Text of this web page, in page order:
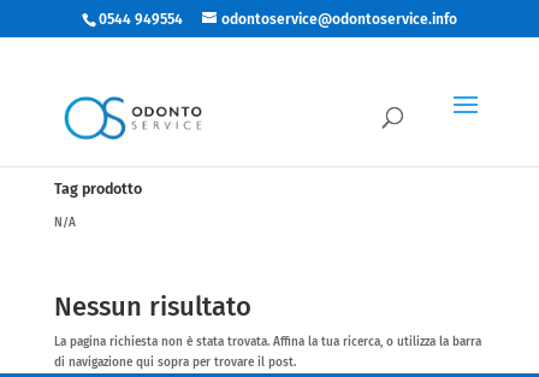
0544 949554 odontoservice@odontoservice.info
Categorie
N/A
Tag prodotto
N/A
Nessun risultato
La pagina richiesta non è stata trovata. Affina la tua ricerca, o utilizza la barra
di navigazione qui sopra per trovare il post.